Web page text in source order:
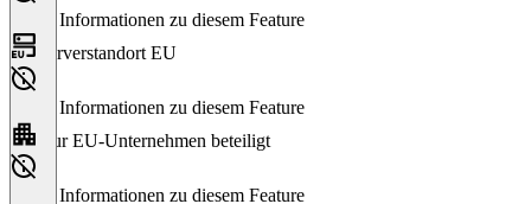
Keine Informationen zu diesem Feature
Serverstandort EU
Keine Informationen zu diesem Feature
Nur EU-Unternehmen beteiligt
Keine Informationen zu diesem Feature